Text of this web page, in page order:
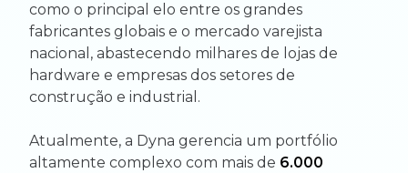
como o principal elo entre os grandes
fabricantes globais e o mercado varejista
nacional, abastecendo milhares de lojas de
hardware e empresas dos setores de
construção e industrial.
Atualmente, a Dyna gerencia um portfólio
altamente complexo com mais de 6.000